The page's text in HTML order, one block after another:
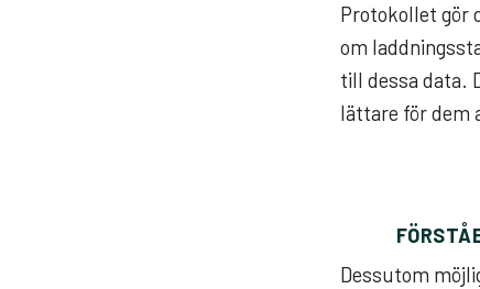
Protokollet gör
om
till dessa data.
lättare för dem
Dessutom